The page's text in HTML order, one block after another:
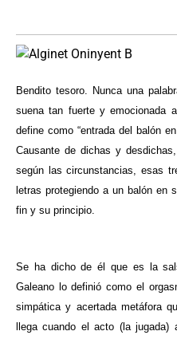
Bendito tesoro. Nunca una
suena tan fuerte y emocionada
define como “entrada del balón
Causante de dichas y
según las circunstancias, esas
letras protegiendo a un balón en
fin y su principio.
Se ha dicho de él que es la
Galeano lo definió como el
simpática y acertada metáfora
llega cuando el acto (la jugada)